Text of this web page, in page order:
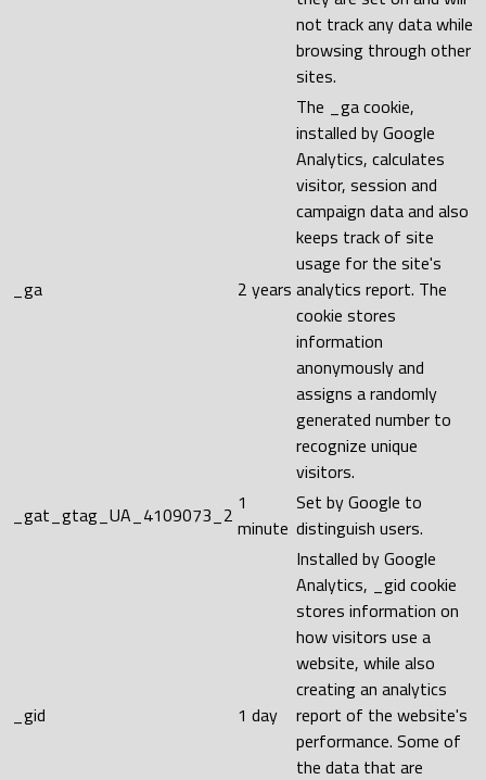
not track any data while
browsing through other
sites.
_ga 2 years
The _ga cookie,
installed by Google
Analytics, calculates
visitor, session and
campaign data and also
keeps track of site
usage for the site's
analytics report. The
cookie stores
information
anonymously and
assigns a randomly
generated number to
recognize unique
visitors.
_gat_gtag_UA_4109073_2 1
minute
Set by Google to
distinguish users.
_gid 1 day
Installed by Google
Analytics, _gid cookie
stores information on
how visitors use a
website, while also
creating an analytics
report of the website's
performance. Some of
the data that are